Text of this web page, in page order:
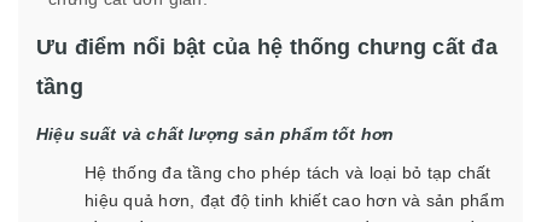
Ưu điểm nổi bật của hệ thống chưng cất đa
tầng
Hiệu suất và chất lượng sản phẩm tốt hơn
Hệ thống đa tầng cho phép tách và loại bỏ tạp chất
hiệu quả hơn, đạt độ tinh khiết cao hơn và sản phẩm